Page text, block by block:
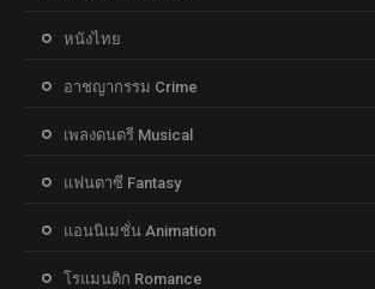
หนังไทย
อาชญากรรม Crime
เพลงดนตรี Musical
แฟนตาซี Fantasy
แอนนิเมชั่น Animation
โรแมนติก Romance